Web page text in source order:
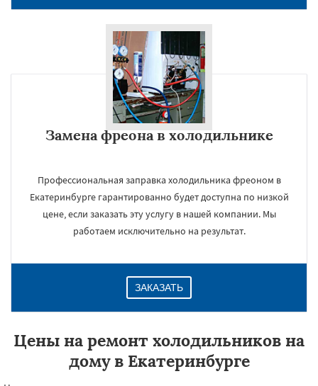
Замена фреона в холодильнике
Профессиональная заправка холодильника фреоном в
Екатеринбурге гарантированно будет доступна по низкой
цене, если заказать эту услугу в нашей компании. Мы
работаем исключительно на результат.
ЗАКАЗАТЬ
Цены на ремонт холодильников на
дому в Екатеринбурге